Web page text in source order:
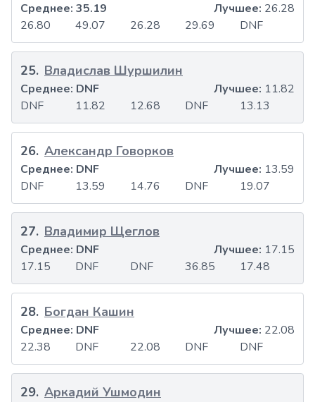
26.80 49.07 26.28 29.69 DNF
Среднее: 35.19 Лучшее: 26.28
25. Владислав Шуршилин
DNF 11.82 12.68 DNF 13.13
Среднее: DNF Лучшее: 11.82
26. Александр Говорков
DNF 13.59 14.76 DNF 19.07
Среднее: DNF Лучшее: 13.59
27. Владимир Щеглов
17.15 DNF DNF 36.85 17.48
Среднее: DNF Лучшее: 17.15
28. Богдан Кашин
22.38 DNF 22.08 DNF DNF
Среднее: DNF Лучшее: 22.08
29. Аркадий Ушмодин